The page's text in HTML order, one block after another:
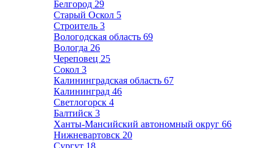
Белгород 29
Старый Оскол 5
Строитель 3
Вологодская область 69
Вологда 26
Череповец 25
Сокол 3
Калининградская область 67
Калининград 46
Светлогорск 4
Балтийск 3
Ханты-Мансийский автономный округ 66
Нижневартовск 20
Сургут 18